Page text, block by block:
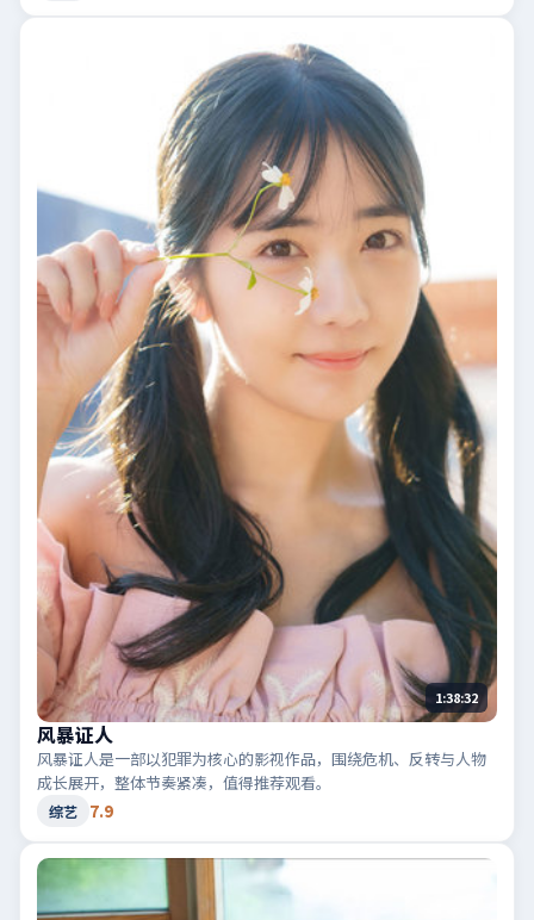
1:38:32
风暴证人
风暴证人是一部以犯罪为核心的影视作品，围绕危机、反转与人物
成长展开，整体节奏紧凑，值得推荐观看。
综艺 7.9